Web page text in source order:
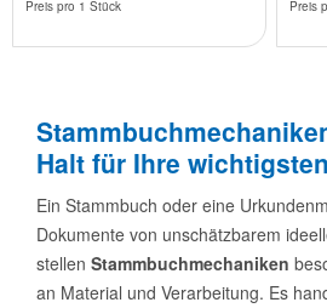
Preis pro 1 Stück Preis
Halt für Ihre
Ein Stammbuch oder eine
Dokumente von unschätzbarem
stellen Stammbuchmechaniken
an Material und Verarbeitung. Es